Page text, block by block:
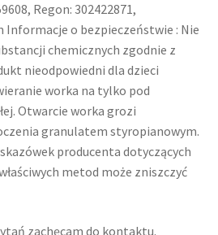
Regon: 302422871,
Informacje o bezpieczeństwie : Nie
chemicznych zgodnie z
nieodpowiedni dla dzieci
worka na tylko pod
Otwarcie worka grozi
granulatem styropianowym.
producenta dotyczących
metod może zniszczyć
zachęcam do kontaktu.